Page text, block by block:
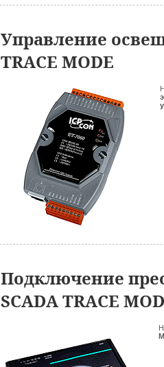
Управление
TRACE MODE
Подключение
SCADA TRACE